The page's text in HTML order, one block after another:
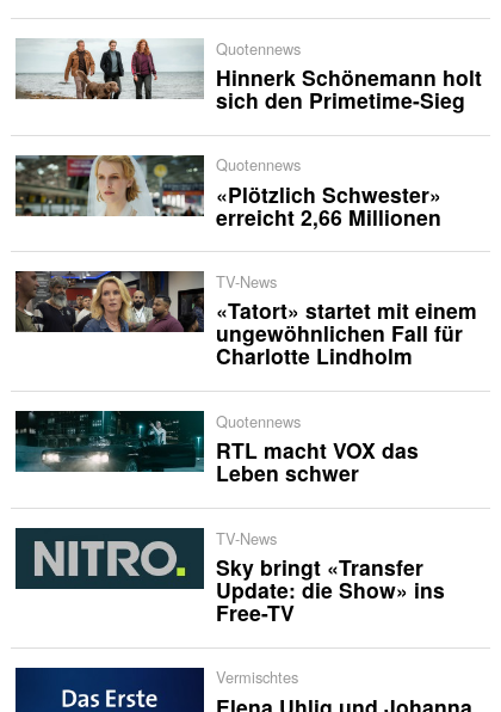
Quotennews
Hinnerk Schönemann holt
sich den Primetime-Sieg
Quotennews
«Plötzlich Schwester»
erreicht 2,66 Millionen
TV-News
«Tatort» startet mit einem
ungewöhnlichen Fall für
Charlotte Lindholm
Quotennews
RTL macht VOX das
Leben schwer
TV-News
Sky bringt «Transfer
Update: die Show» ins
Free-TV
Vermischtes